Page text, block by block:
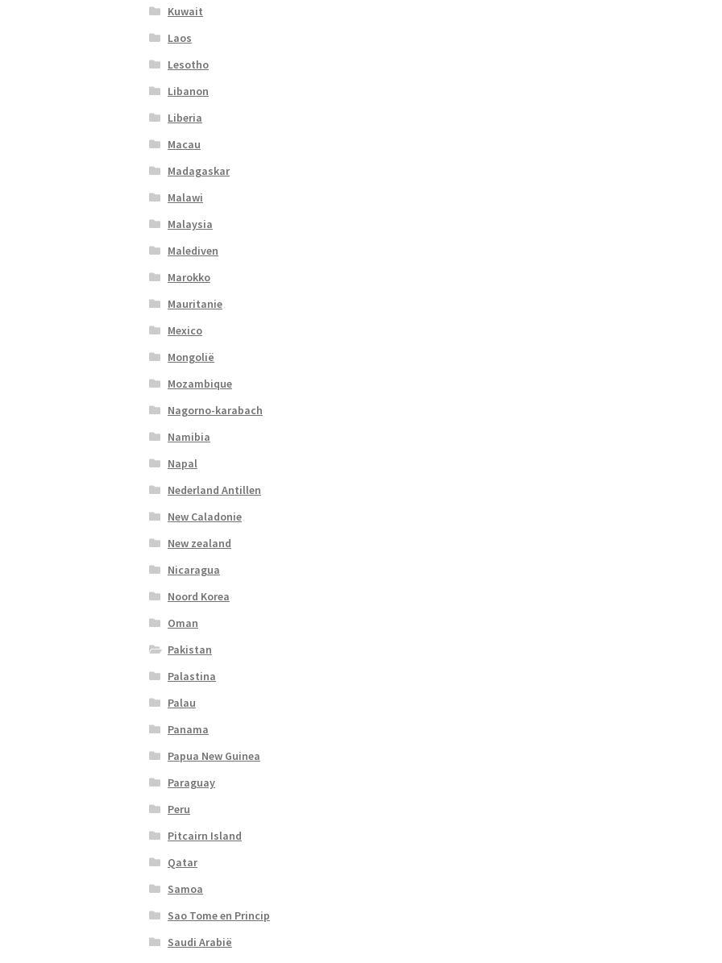
Kuwait
Laos
Lesotho
Libanon
Liberia
Macau
Madagaskar
Malawi
Malaysia
Malediven
Marokko
Mauritanie
Mexico
Mongolië
Mozambique
Nagorno-karabach
Namibia
Napal
Nederland Antillen
New Caladonie
New zealand
Nicaragua
Noord Korea
Oman
Pakistan
Palastina
Palau
Panama
Papua New Guinea
Paraguay
Peru
Pitcairn Island
Qatar
Samoa
Sao Tome en Princip
Saudi Arabië